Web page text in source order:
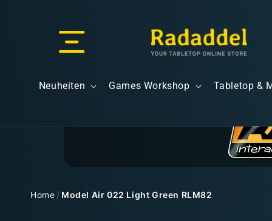
Neuheiten Games Workshop Tabletop &
Home / Model Air 022 Light Green RLM82